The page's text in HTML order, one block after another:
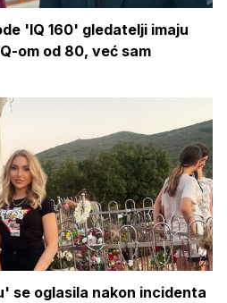
'IQ 160' gledatelji imaju
om od 80, već sam
se oglasila nakon incidenta